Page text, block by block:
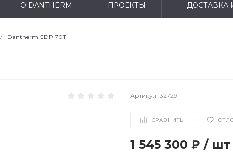
О DANTHERM ПРОЕКТЫ ДОСТАВКА
/ Dantherm CDP 70T
Артикул 132729
СРАВНИТЬ
1 545 300 ₽ / шт